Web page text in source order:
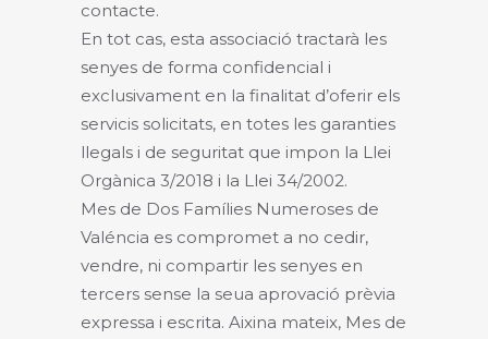
contacte.
En tot cas, esta associació tractarà les
senyes de forma confidencial i
exclusivament en la finalitat d’oferir els
servicis solicitats, en totes les garanties
llegals i de seguritat que impon la Llei
Orgànica 3/2018 i la Llei 34/2002.
Mes de Dos Famílies Numeroses de
Valéncia es compromet a no cedir,
vendre, ni compartir les senyes en
tercers sense la seua aprovació prèvia
expressa i escrita. Aixina mateix, Mes de